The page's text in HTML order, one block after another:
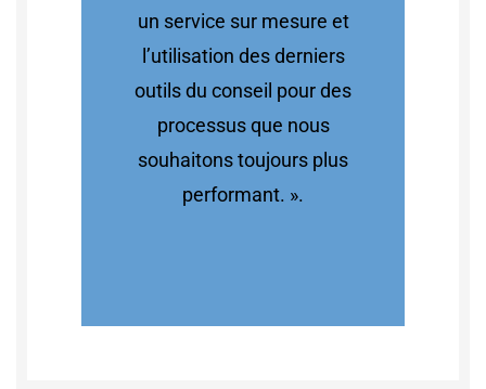
un service sur mesure et
l’utilisation des derniers
outils du conseil pour des
processus que nous
souhaitons toujours plus
performant. ».